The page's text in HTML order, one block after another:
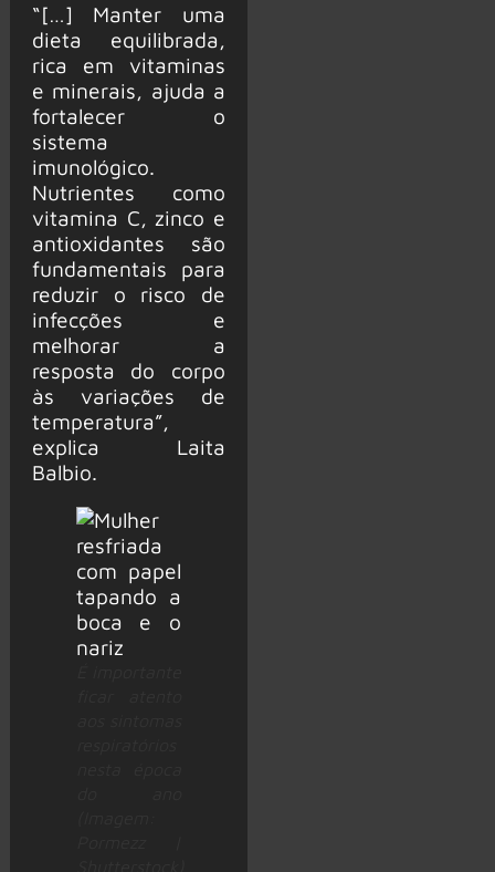
“[…] Manter uma
dieta equilibrada,
rica em vitaminas
e minerais, ajuda a
fortalecer o
sistema
imunológico.
Nutrientes como
vitamina C, zinco e
antioxidantes são
fundamentais para
reduzir o risco de
infecções e
melhorar a
resposta do corpo
às variações de
temperatura”,
explica Laita
Balbio.